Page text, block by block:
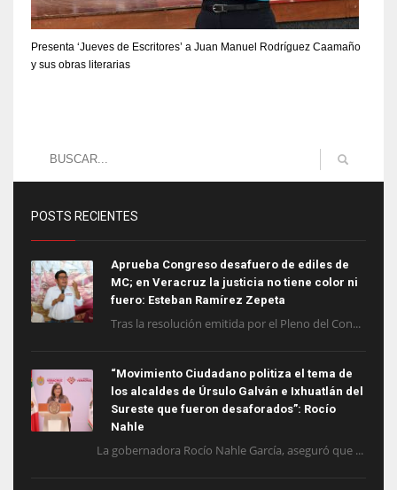
Presenta ‘Jueves de Escritores’ a Juan Manuel Rodríguez Caamaño
y sus obras literarias
POSTS RECIENTES
Aprueba Congreso desafuero de ediles de
MC; en Veracruz la justicia no tiene color ni
fuero: Esteban Ramírez Zepeta
Tras la resolución emitida por el Pleno del Con...
“Movimiento Ciudadano politiza el tema de
los alcaldes de Úrsulo Galván e Ixhuatlán del
Sureste que fueron desaforados”: Rocío
Nahle
La gobernadora Rocío Nahle García, aseguró que ...